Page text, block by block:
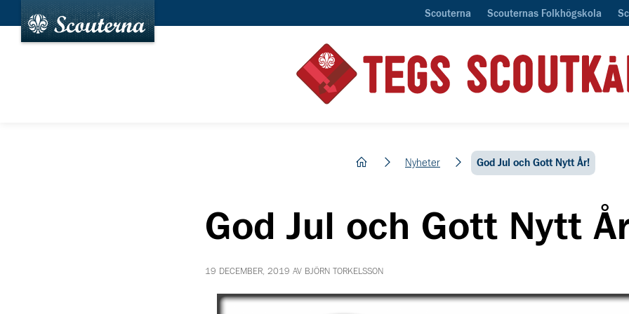
Scouterna Scouternas Folkhögskola
hem Nyheter God Jul och Gott Nytt År!
God Jul och Gott Nytt
19 DECEMBER, 2019 AV BJÖRN TORKELSSON